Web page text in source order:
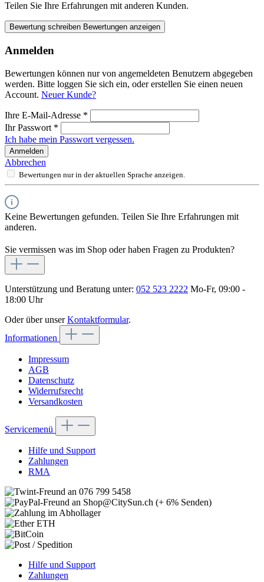
Teilen Sie Ihre Erfahrungen mit anderen Kunden.
Bewertung schreiben Bewertungen anzeigen
Anmelden
Bewertungen können nur von angemeldeten Benutzern abgegeben
werden. Bitte loggen Sie sich ein, oder erstellen Sie einen neuen
Account. Neuer Kunde?
Ihre E-Mail-Adresse *
Ihr Passwort *
Ich habe mein Passwort vergessen.
Anmelden
Abbrechen
Bewertungen nur in der aktuellen Sprache anzeigen.
Keine Bewertungen gefunden. Teilen Sie Ihre Erfahrungen mit
anderen.
Sie vermissen was im Shop oder haben Fragen zu Produkten?
Unterstützung und Beratung unter: 052 523 2222 Mo-Fr, 09:00 -
18:00 Uhr
Oder über unserKontaktformular.
Informationen
Impressum
AGB
Datenschutz
Widerrufsrecht
Versandkosten
Servicemenü
Hilfe und Support
Zahlungen
RMA
Hilfe und Support
Zahlungen